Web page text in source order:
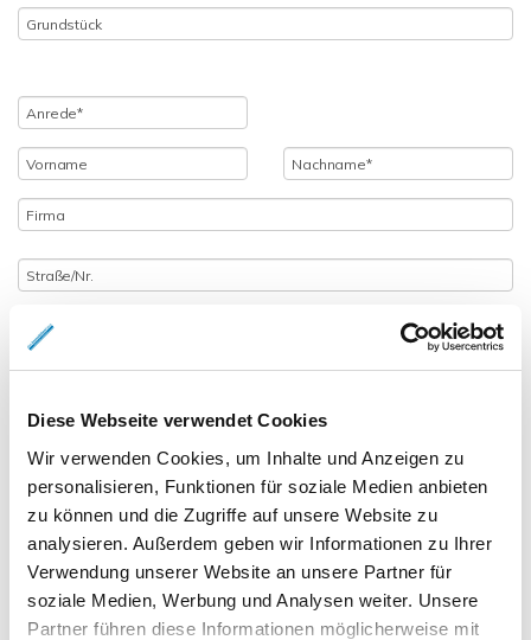
Diese Webseite verwendet Cookies
Wir verwenden Cookies, um Inhalte und Anzeigen zu
personalisieren, Funktionen für soziale Medien anbieten
zu können und die Zugriffe auf unsere Website zu
analysieren. Außerdem geben wir Informationen zu Ihrer
Verwendung unserer Website an unsere Partner für
soziale Medien, Werbung und Analysen weiter. Unsere
Partner führen diese Informationen möglicherweise mit